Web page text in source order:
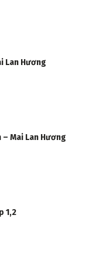
Lan Hương
Mai Lan Hương
1,2